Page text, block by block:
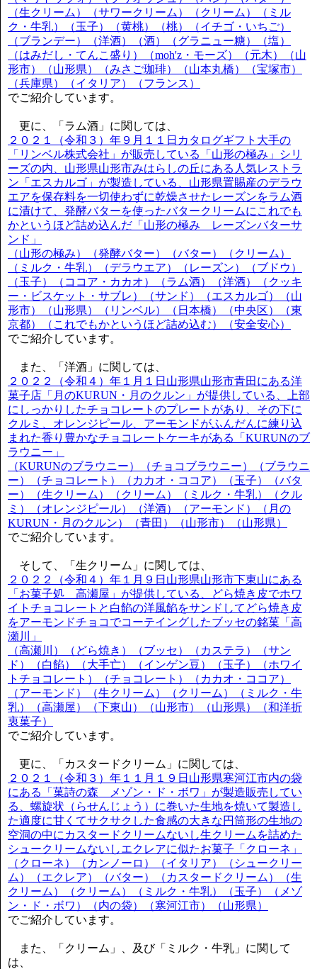
（生クリーム）（サワークリーム）（クリーム）（ミル
ク・牛乳）（玉子）（黄桃）（桃）（イチゴ・いちご）
（ブランデー）（洋酒）（酒）（グラニュー糖）（塩）
（はみだし・てんこ盛り）（moh'z・モーズ）（元木）（山
形市）（山形県）（みさご珈琲）（山本丸橋）（宝塚市）
（兵庫県）（イタリア）（フランス）
でご紹介しています。
更に、「ラム酒」に関しては、
２０２１（令和３）年９月１１日カタログギフト大手の
「リンベル株式会社」が販売している「山形の極み」シリ
ーズの内、山形県山形市みはらしの丘にある人気レストラ
ン「エスカルゴ」が製造している、山形県置賜産のデラウ
エアを保存料を一切使わずに乾燥させたレーズンをラム酒
に漬けて、発酵バターを使ったバタークリームにこれでも
かというほど詰め込んだ「山形の極み レーズンバターサ
ンド」
（山形の極み）（発酵バター）（バター）（クリーム）
（ミルク・牛乳）（デラウエア）（レーズン）（ブドウ）
（玉子）（ココア・カカオ）（ラム酒）（洋酒）（クッキ
ー・ビスケット・サブレ）（サンド）（エスカルゴ）（山
形市）（山形県）（リンベル）（日本橋）（中央区）（東
京都）（これでもかというほど詰め込む）（安全安心）
でご紹介しています。
また、「洋酒」に関しては、
２０２２（令和４）年１月１日山形県山形市青田にある洋
菓子店「月のKURUN・月のクルン」が提供している、上部
にしっかりしたチョコレートのプレートがあり、その下に
クルミ、オレンジピール、アーモンドがふんだんに練り込
まれた香り豊かなチョコレートケーキがある「KURUNのブ
ラウニー」
（KURUNのブラウニー）（チョコブラウニー）（ブラウニ
ー）（チョコレート）（カカオ・ココア）（玉子）（バタ
ー）（生クリーム）（クリーム）（ミルク・牛乳）（クル
ミ）（オレンジピール）（洋酒）（アーモンド）（月の
KURUN・月のクルン）（青田）（山形市）（山形県）
でご紹介しています。
そして、「生クリーム」に関しては、
２０２２（令和４）年１月９日山形県山形市下東山にある
「お菓子処 高瀬屋」が提供している、どら焼き皮でホワ
イトチョコレートと白餡の洋風餡をサンドしてどら焼き皮
をアーモンドチョコでコーテイングしたブッセの銘菓「高
瀬川」
（高瀬川）（どら焼き）（ブッセ）（カステラ）（サン
ド）（白餡）（大手亡）（インゲン豆）（玉子）（ホワイ
トチョコレート）（チョコレート）（カカオ・ココア）
（アーモンド）（生クリーム）（クリーム）（ミルク・牛
乳）（高瀬屋）（下東山）（山形市）（山形県）（和洋折
衷菓子）
でご紹介しています。
更に、「カスタードクリーム」に関しては、
２０２１（令和３）年１１月１９日山形県寒河江市内の袋
にある「菓詩の森 メゾン・ド・ボワ」が製造販売してい
る、螺旋状（らせんじょう）に巻いた生地を焼いて製造し
た適度に甘くてサクサクした食感の大きな円筒形の生地の
空洞の中にカスタードクリームないし生クリームを詰めた
シュークリームないしエクレアに似たお菓子「クローネ」
（クローネ）（カンノーロ）（イタリア）（シュークリー
ム）（エクレア）（バター）（カスタードクリーム）（生
クリーム）（クリーム）（ミルク・牛乳）（玉子）（メゾ
ン・ド・ボワ）（内の袋）（寒河江市）（山形県）
でご紹介しています。
また、「クリーム」、及び「ミルク・牛乳」に関して
は、